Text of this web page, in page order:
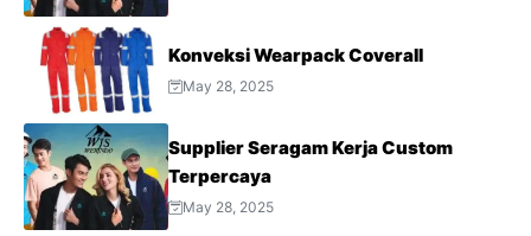
Konveksi Wearpack Coverall
May 28, 2025
Supplier Seragam Kerja Custom
Terpercaya
May 28, 2025